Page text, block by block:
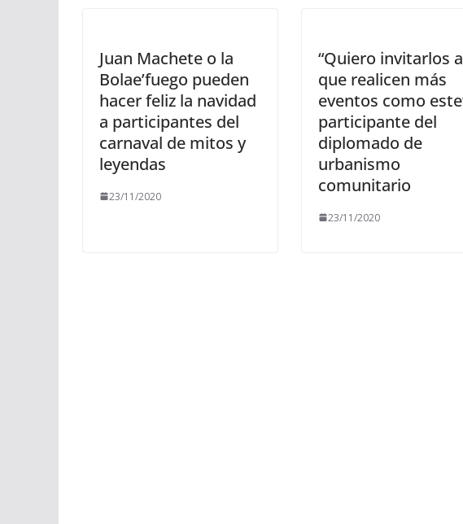
Juan Machete o la
Bolae’fuego pueden
hacer feliz la navidad
a participantes del
carnaval de mitos y
leyendas
23/11/2020
“Quiero invitarlos a
que realicen más
eventos como
participante del
diplomado de
urbanismo
comunitario
23/11/2020